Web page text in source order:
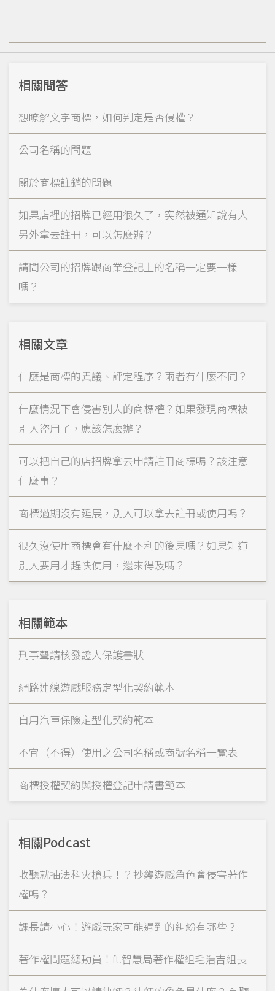
相關問答
想瞭解文字商標，如何判定是否侵權？
公司名稱的問題
關於商標註銷的問題
如果店裡的招牌已經用很久了，突然被通知說有人
另外拿去註冊，可以怎麼辦？
請問公司的招牌跟商業登記上的名稱一定要一樣
嗎？
相關文章
什麼是商標的異議、評定程序？兩者有什麼不同？
什麼情況下會侵害別人的商標權？如果發現商標被
別人盜用了，應該怎麼辦？
可以把自己的店招牌拿去申請註冊商標嗎？該注意
什麼事？
商標過期沒有延展，別人可以拿去註冊或使用嗎？
很久沒使用商標會有什麼不利的後果嗎？如果知道
別人要用才趕快使用，還來得及嗎？
相關範本
刑事聲請核發證人保護書狀
網路連線遊戲服務定型化契約範本
自用汽車保險定型化契約範本
不宜（不得）使用之公司名稱或商號名稱一覽表
商標授權契約與授權登記申請書範本
相關Podcast
收聽就抽法科火槍兵！？抄襲遊戲角色會侵害著作
權嗎？
課長請小心！遊戲玩家可能遇到的糾紛有哪些？
著作權問題總動員！ft.智慧局著作權組毛浩吉組長